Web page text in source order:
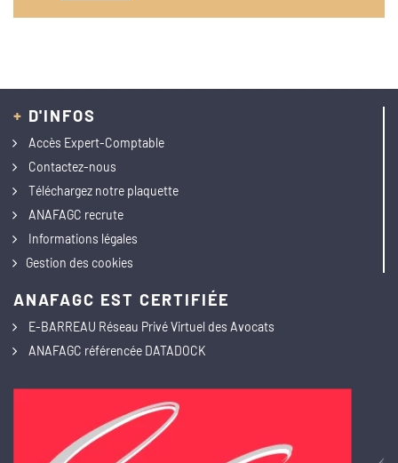
+ D'INFOS
Accès Expert-Comptable
Contactez-nous
Téléchargez notre plaquette
ANAFAGC recrute
Informations légales
Gestion des cookies
ANAFAGC EST CERTIFIÉE
E-BARREAU Réseau Privé Virtuel des Avocats
ANAFAGC référencée DATADOCK